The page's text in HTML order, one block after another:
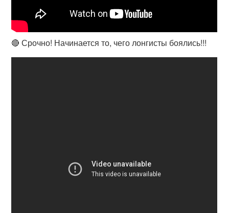
🔴 Срочно! Начинается то, чего лонгисты боялись!!!